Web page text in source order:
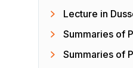
Lecture in
Summaries of
Summaries of